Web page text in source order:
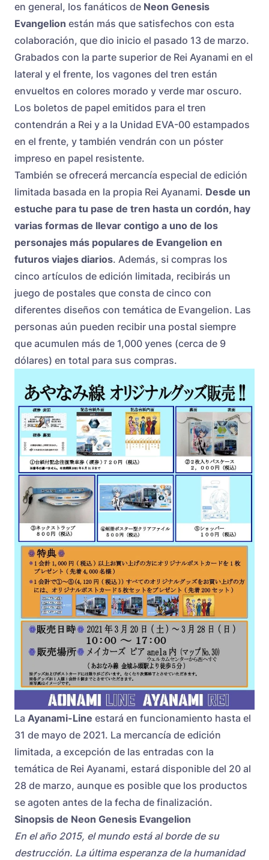
en general, los fanáticos de Neon Genesis
Evangelion están más que satisfechos con esta
colaboración, que dio inicio el pasado 13 de marzo.
Grabados con la parte superior de Rei Ayanami en el
lateral y el frente, los vagones del tren están
envueltos en colores morado y verde mar oscuro.
Los boletos de papel emitidos para el tren
contendrán a Rei y a la Unidad EVA-00 estampados
en el frente, y también vendrán con un póster
impreso en papel resistente.
También se ofrecerá mercancía especial de edición
limitada basada en la propia Rei Ayanami. Desde un
estuche para tu pase de tren hasta un cordón, hay
varias formas de llevar contigo a uno de los
personajes más populares de Evangelion en
futuros viajes diarios. Además, si compras los
cinco artículos de edición limitada, recibirás un
juego de postales que consta de cinco con
diferentes diseños con temática de Evangelion. Las
personas aún pueden recibir una postal siempre
que acumulen más de 1,000 yenes (cerca de 9
dólares) en total para sus compras.
La Ayanami-Line estará en funcionamiento hasta el
31 de mayo de 2021. La mercancía de edición
limitada, a excepción de las entradas con la
temática de Rei Ayanami, estará disponible del 20 al
28 de marzo, aunque es posible que los productos
se agoten antes de la fecha de finalización.
Sinopsis de Neon Genesis Evangelion
En el año 2015, el mundo está al borde de su
destrucción. La última esperanza de la humanidad